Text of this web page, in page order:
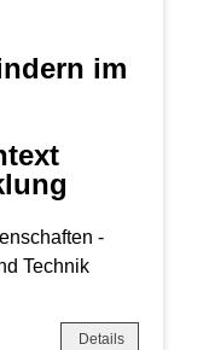
im
-
Technik
Details